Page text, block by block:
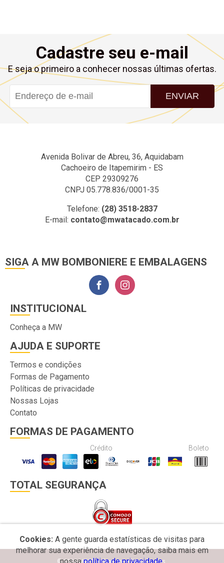
Cadastre seu e-mail
E seja o primeiro a conhecer nossas últimas ofertas.
ENVIAR
Avenida Bolivar de Abreu, 36, Aquidabam
Cachoeiro de Itapemirim - ES
CEP 29309276
CNPJ 05.778.836/0001-35
Telefone: (28) 3518-2837
E-mail: contato@mwatacado.com.br
SIGA A MW BOMBONIERE E EMBALAGENS
INSTITUCIONAL
Conheça a MW
AJUDA E SUPORTE
Termos e condições
Formas de Pagamento
Políticas de privacidade
Nossas Lojas
Contato
FORMAS DE PAGAMENTO
Crédito Boleto
TOTAL SEGURANÇA
Cookies: A gente guarda estatísticas de visitas para
melhorar sua experiência de navegação, saiba mais em
© 2026 MW Bomboniere e Embalagens.